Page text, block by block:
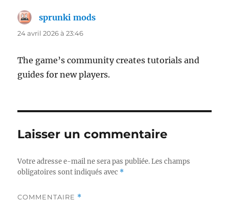
sprunki mods
24 avril 2026 à 23:46
The game’s community creates tutorials and
guides for new players.
Laisser un commentaire
Votre adresse e-mail ne sera pas publiée. Les champs
obligatoires sont indiqués avec *
COMMENTAIRE *